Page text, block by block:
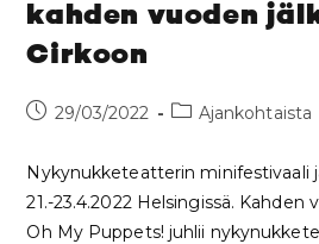
kahden vuoden
Cirkoon
29/03/2022 Ajankohtaista
Nykynukketeatterin minifestivaali
21.-23.4.2022 Helsingissä. Kahden
Oh My Puppets! juhlii